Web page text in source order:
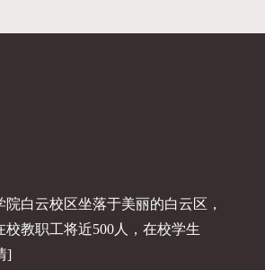
白云校区坐落于美丽的白云区，
教职工将近500人，在校学生
]